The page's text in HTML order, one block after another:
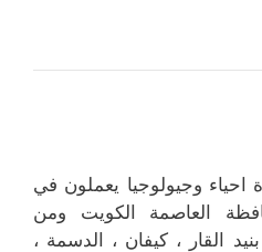
وجيولوجيا يعملون في
العاصمة الكويت ومن
القار ، كيفان ، الدسمة ،